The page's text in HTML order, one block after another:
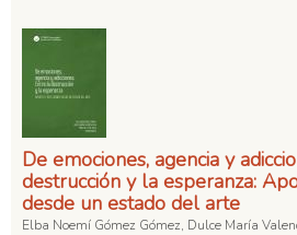
De emociones, agencia y
destrucción y la esperanza:
desde un estado del arte
Elba Noemí Gómez Gómez, Dulce María